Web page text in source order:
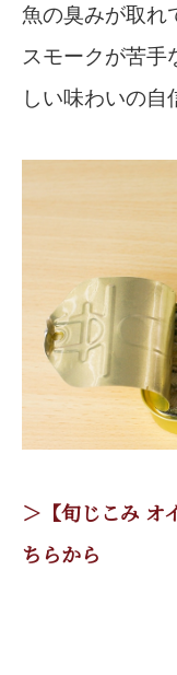
魚の臭みが取れ
スモークが苦手
しい味わいの自
＞【旬じこみ オ
ちらから